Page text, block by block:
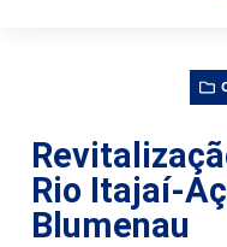
Rio Itajaí-
Blumenau